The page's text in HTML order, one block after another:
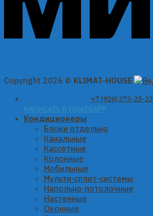
Copyright 2026 © KLIMAT-HOUSE
+7 (926) 273-23-22
НАПИСАТЬ В WHATSAPP
Кондиционеры
Блоки отдельно
Канальные
Кассетные
Колонные
Мобильные
Мульти-сплит-системы
Напольно-потолочные
Настенные
Оконные